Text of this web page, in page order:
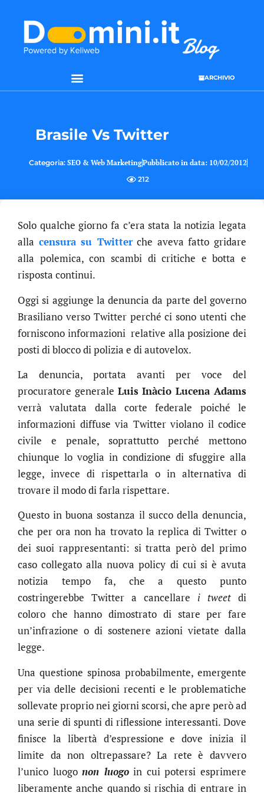
ARCHIVIO
Brasile Vs Twitter
Categoria: SEO & Web MarketingPubblicato in data: 10/02/2012
212
Solo qualche giorno fa c’era stata la notizia legata
alla censura su Twitterche aveva fatto gridare
alla polemica, con scambi di critiche e botta e
risposta continui.
Oggi si aggiunge la denuncia da parte del governo
Brasiliano verso Twitter perché ci sono utenti che
forniscono informazioni relative alla posizione dei
posti di blocco di polizia e di autovelox.
La denuncia, portata avanti per voce del
procuratore generale Luis Inàcio Lucena Adams
verrà valutata dalla corte federale poiché le
informazioni diffuse via Twitter violano il codice
civile e penale, soprattutto perché mettono
chiunque lo voglia in condizione di sfuggire alla
legge, invece di rispettarla o in alternativa di
trovare il modo di farla rispettare.
Questo in buona sostanza il succo della denuncia,
che per ora non ha trovato la replica di Twitter o
dei suoi rappresentanti: si tratta però del primo
caso collegato alla nuova policy di cui si è avuta
notizia tempo fa, che a questo punto
costringerebbe Twitter a cancellare i tweet di
coloro che hanno dimostrato di stare per fare
un’infrazione o di sostenere azioni vietate dalla
legge.
Una questione spinosa probabilmente, emergente
per via delle decisioni recenti e le problematiche
sollevate proprio nei giorni scorsi, che apre però ad
una serie di spunti di riflessione interessanti. Dove
finisce la libertà d’espressione e dove inizia il
limite da non oltrepassare? La rete è davvero
l’unico luogonon luogoin cui potersi esprimere
liberamente anche quando si rischia di entrare in